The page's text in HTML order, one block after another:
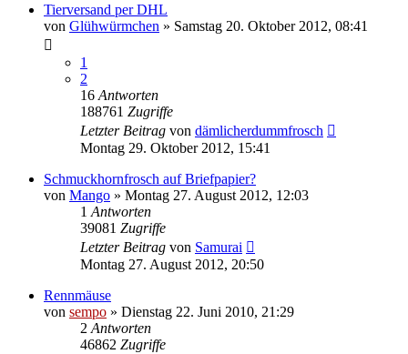
Tierversand per DHL
von Glühwürmchen » Samstag 20. Oktober 2012, 08:41
1
2
16 Antworten
188761 Zugriffe
Letzter Beitrag von dämlicherdummfrosch
Montag 29. Oktober 2012, 15:41
Schmuckhornfrosch auf Briefpapier?
von Mango » Montag 27. August 2012, 12:03
1 Antworten
39081 Zugriffe
Letzter Beitrag von Samurai
Montag 27. August 2012, 20:50
Rennmäuse
von sempo » Dienstag 22. Juni 2010, 21:29
2 Antworten
46862 Zugriffe